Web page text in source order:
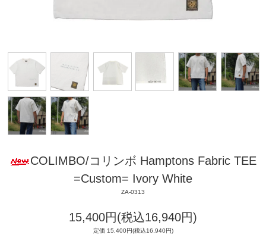
COLIMBO/コリンボ Hamptons Fabric TEE
=Custom= Ivory White
ZA-0313
15,400円(税込16,940円)
定価 15,400円(税込16,940円)